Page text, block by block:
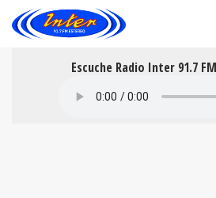
Escuche Radio Inter 91.7 FM